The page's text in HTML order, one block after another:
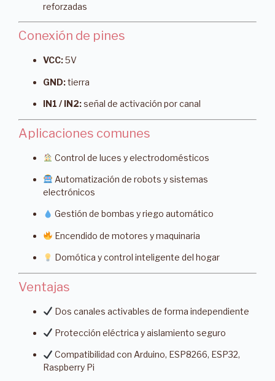
reforzadas
Conexión de pines
VCC:5V
GND:tierra
IN1 / IN2:señal de activación por canal
Aplicaciones comunes
Control de luces y electrodomésticos
Automatización de robots y sistemas
electrónicos
Gestión de bombas y riego automático
Encendido de motores y maquinaria
Domótica y control inteligente del hogar
Ventajas
Dos canales activables de forma independiente
Protección eléctrica y aislamiento seguro
Compatibilidad con Arduino, ESP8266, ESP32,
Raspberry Pi